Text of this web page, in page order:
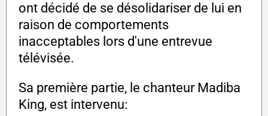
ont décidé de se désolidariser de lui en
raison de comportements
inacceptables lors d'une entrevue
télévisée.
Sa première partie, le chanteur Madiba
King, est intervenu: